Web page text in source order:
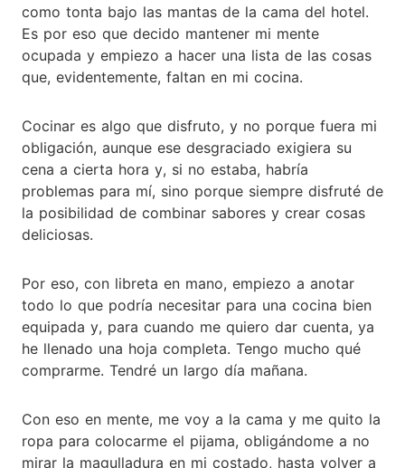
como tonta bajo las mantas de la cama del hotel.
Es por eso que decido mantener mi mente
ocupada y empiezo a hacer una lista de las cosas
que, evidentemente, faltan en mi cocina.
Cocinar es algo que disfruto, y no porque fuera mi
obligación, aunque ese desgraciado exigiera su
cena a cierta hora y, si no estaba, habría
problemas para mí, sino porque siempre disfruté de
la posibilidad de combinar sabores y crear cosas
deliciosas.
Por eso, con libreta en mano, empiezo a anotar
todo lo que podría necesitar para una cocina bien
equipada y, para cuando me quiero dar cuenta, ya
he llenado una hoja completa. Tengo mucho qué
comprarme. Tendré un largo día mañana.
Con eso en mente, me voy a la cama y me quito la
ropa para colocarme el pijama, obligándome a no
mirar la magulladura en mi costado, hasta volver a